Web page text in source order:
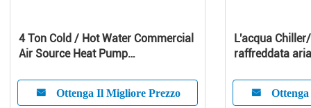
4 Ton Cold / Hot Water Commercial
Air Source Heat Pump
Ottenga Il Migliore Prezzo
L'acqua
raffreddata
aria